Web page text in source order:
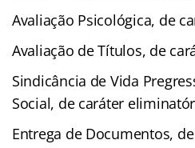
Avaliação Psicológica, de
Avaliação de Títulos, de
Sindicância de Vida
Social, de caráter
Entrega de Documentos,